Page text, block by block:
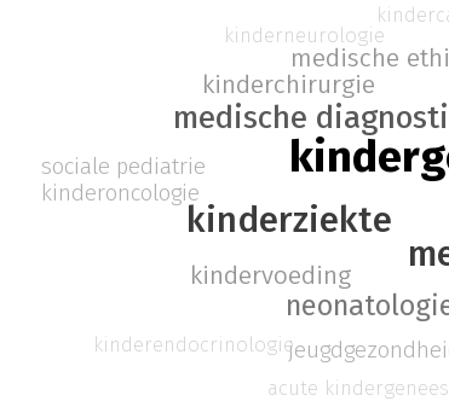
kinderziekte
medische
kindervoeding
kinderchirurgie
medische
kinderoncologie
sociale pediatrie
kinderneurologie
acute
kinderendocrinologie